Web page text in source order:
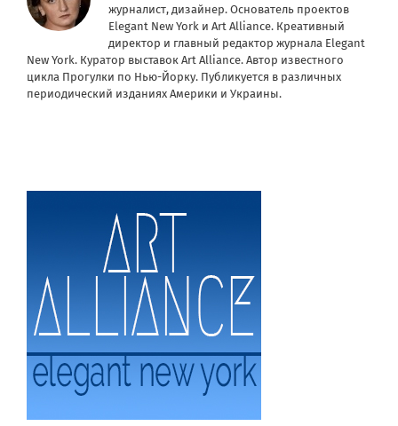
журналист, дизайнер. Основатель проектов
Elegant New York и Art Alliance. Креативный
директор и главный редактор журнала Elegant
New York. Куратор выставок Art Alliance. Автор известного
цикла Прогулки по Нью-Йорку. Публикуется в различных
периодический изданиях Америки и Украины.